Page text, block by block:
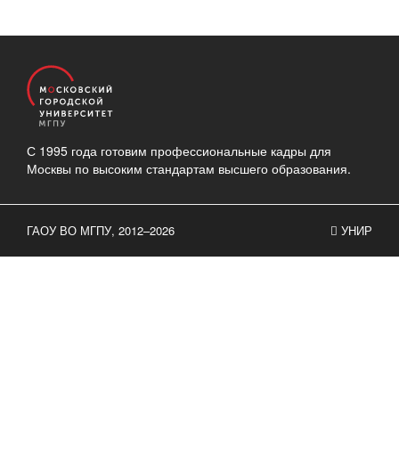
С 1995 года готовим профессиональные кадры для
Москвы по высоким стандартам высшего образования.
ГАОУ ВО МГПУ, 2012–2026 УНИР